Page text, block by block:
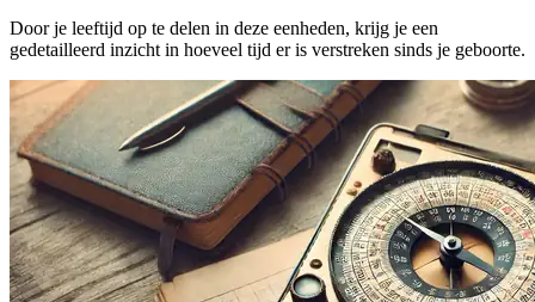
Door je leeftijd op te delen in deze eenheden, krijg je een
gedetailleerd inzicht in hoeveel tijd er is verstreken sinds je geboorte.